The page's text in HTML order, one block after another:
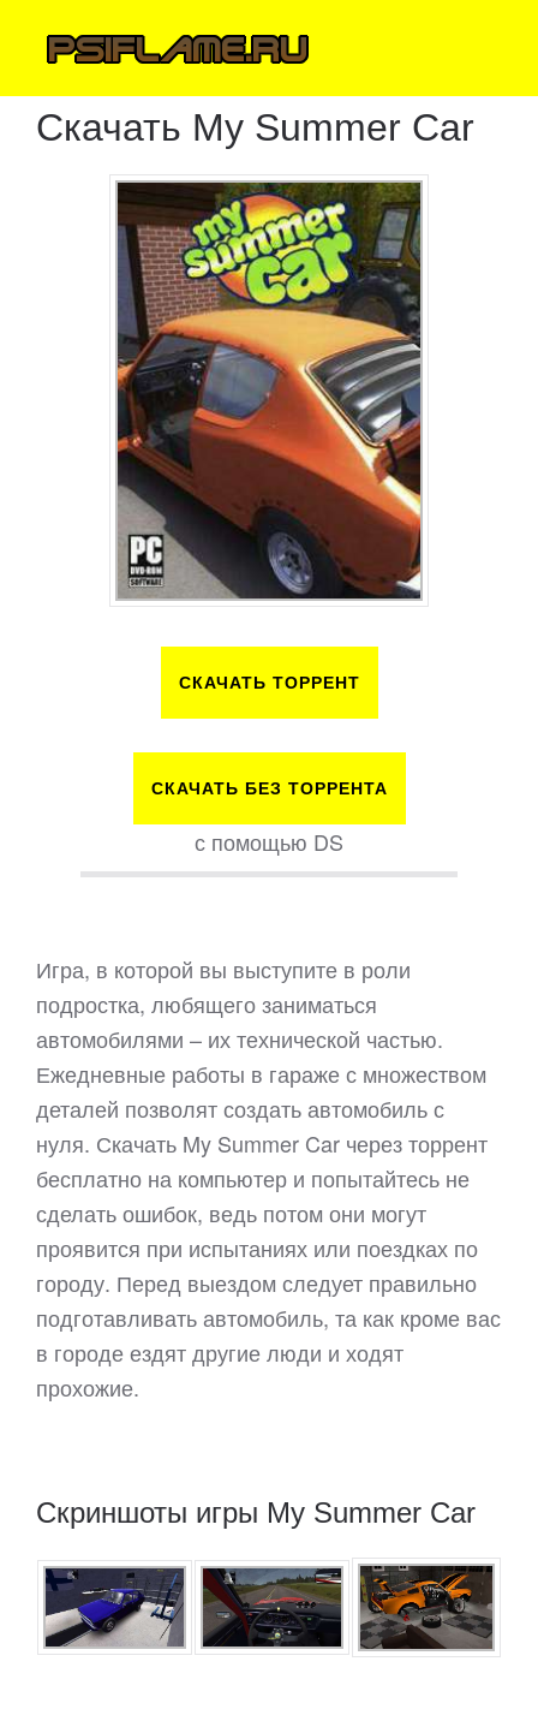
Скачать My Summer Car
СКАЧАТЬ ТОРРЕНТ
СКАЧАТЬ БЕЗ ТОРРЕНТА
с помощью DS
Игра, в которой вы выступите в роли
подростка, любящего заниматься
автомобилями – их технической частью.
Ежедневные работы в гараже с множеством
деталей позволят создать автомобиль с
нуля. Скачать My Summer Car через торрент
бесплатно на компьютер и попытайтесь не
сделать ошибок, ведь потом они могут
проявится при испытаниях или поездках по
городу. Перед выездом следует правильно
подготавливать автомобиль, та как кроме вас
в городе ездят другие люди и ходят
прохожие.
Скриншоты игры My Summer Car